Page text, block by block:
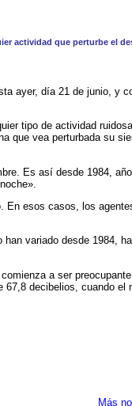
actividad que perturbe el
ayer, día 21 de junio, y
tipo de actividad
que vea perturbada su
Es así desde 1984,
esos casos, los
variado desde 1984,
a ser
decibelios, cuando
Más